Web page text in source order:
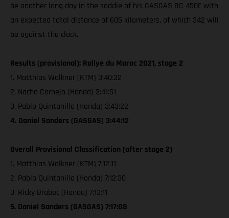
be another long day in the saddle of his GASGAS RC 450F with
an expected total distance of 605 kilometers, of which 342 will
be against the clock.
Results (provisional): Rallye du Maroc 2021, stage 2
1. Matthias Walkner (KTM) 3:40:32
2. Nacho Cornejo (Honda) 3:41:51
3. Pablo Quintanilla (Honda) 3:43:22
4. Daniel Sanders (GASGAS) 3:44:12
Overall Provisional Classification (after stage 2)
1. Matthias Walkner (KTM) 7:12:11
2. Pablo Quintanilla (Honda) 7:12:30
3. Ricky Brabec (Honda) 7:13:11
5. Daniel Sanders (GASGAS) 7:17:08